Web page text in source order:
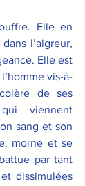
Elle en
l’aigreur,
Elle est
vis-à-
de ses
viennent
sang et son
morne et se
par tant
dissimulées